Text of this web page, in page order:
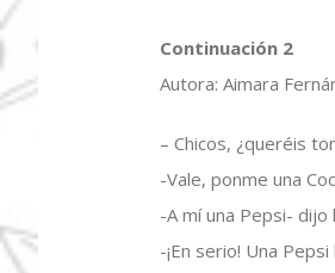
Continuación 2
Autora: Aimara
– Chicos, ¿queréis
-Vale, ponme una
-A mí una Pepsi-
-¡En serio! Una